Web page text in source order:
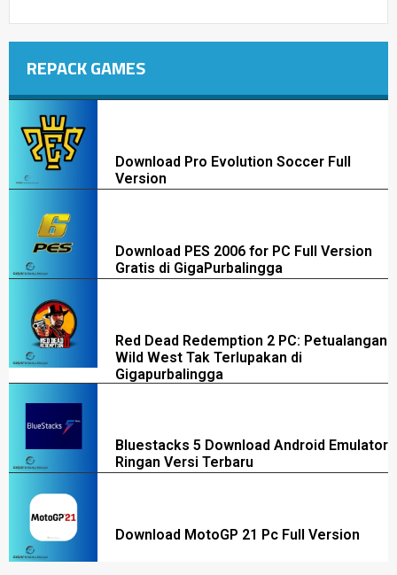
REPACK GAMES
Download Pro Evolution Soccer Full
Version
Download PES 2006 for PC Full Version
Gratis di GigaPurbalingga
Red Dead Redemption 2 PC: Petualangan
Wild West Tak Terlupakan di
Gigapurbalingga
Bluestacks 5 Download Android Emulator
Ringan Versi Terbaru
Download MotoGP 21 Pc Full Version